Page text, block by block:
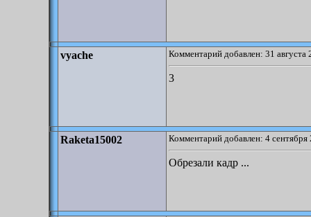
vyache Комментарий добавлен: 31 августа
3
Raketa15002 Комментарий добавлен: 4
Обрезали кадр ...